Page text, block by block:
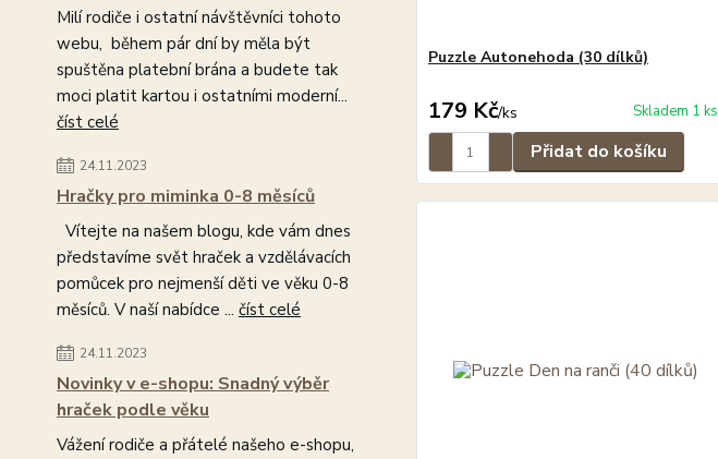
Milí rodiče i ostatní návštěvníci tohoto
webu, během pár dní by měla být
spuštěna platební brána a budete tak
moci platit kartou i ostatními moderní...
číst celé
24.11.2023
Hračky pro miminka 0-8 měsíců
Vítejte na našem blogu, kde vám dnes
představíme svět hraček a vzdělávacích
pomůcek pro nejmenší děti ve věku 0-8
měsíců. V naší nabídce ... číst celé
24.11.2023
Novinky v e-shopu: Snadný výběr
hraček podle věku
Vážení rodiče a přátelé našeho e-shopu,
Puzzle Autonehoda (30 dílků)
179 Kč/ks Skladem 1 ks
Přidat do košíku